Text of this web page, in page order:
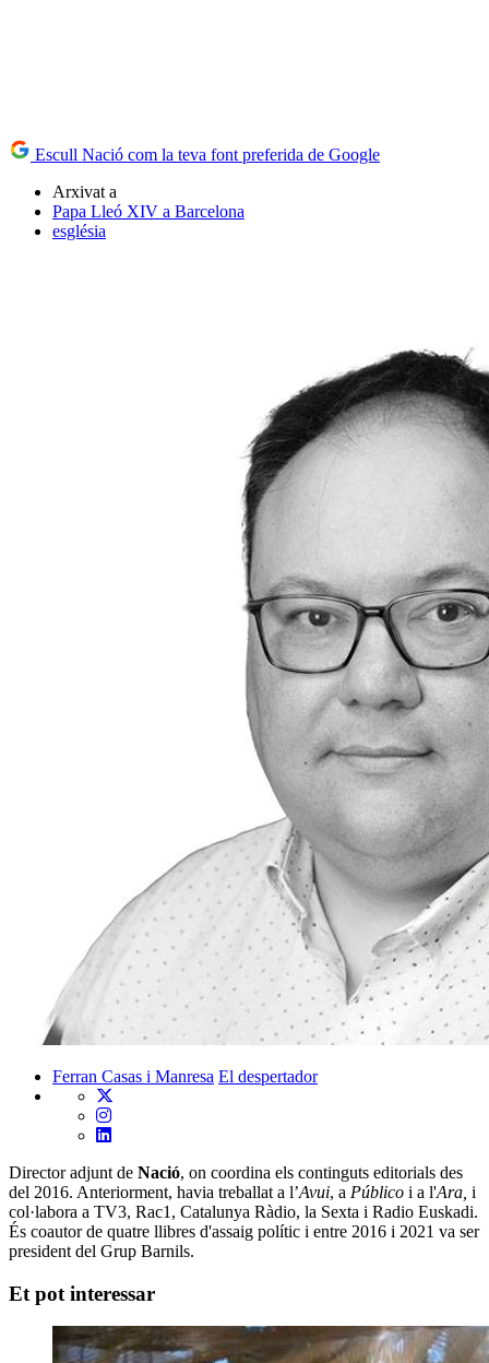
Escull Nació com la teva font preferida de Google
Arxivat a
Papa Lleó XIV a Barcelona
església
Ferran Casas i Manresa El despertador
Director adjunt de Nació, on coordina els continguts editorials des
del 2016. Anteriorment, havia treballat a l’Avui, a Público i a l'Ara, i
col·labora a TV3, Rac1, Catalunya Ràdio, la Sexta i Radio Euskadi.
És coautor de quatre llibres d'assaig polític i entre 2016 i 2021 va ser
president del Grup Barnils.
Et pot interessar